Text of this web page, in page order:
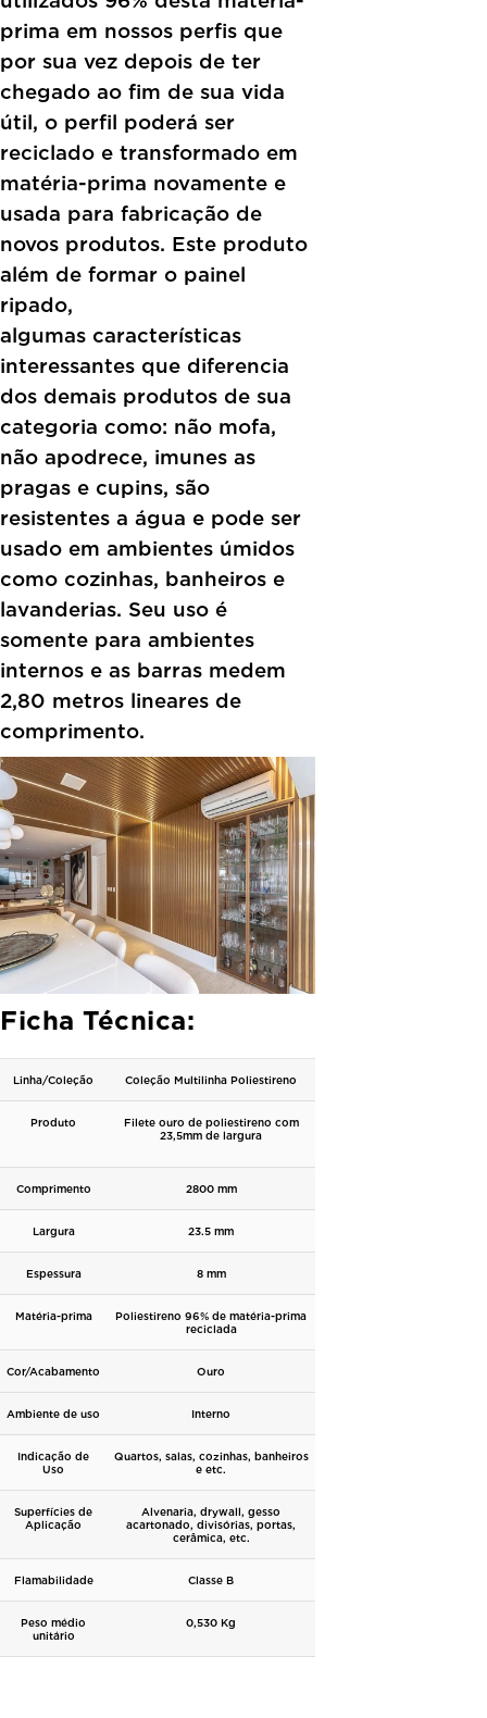
prima em nossos perfis que
por sua vez depois de ter
chegado ao fim de sua vida
útil, o perfil poderá ser
reciclado e transformado em
matéria-prima novamente e
usada para fabricação de
novos produtos. Este produto
além de formar o painel
ripado,
algumas características
interessantes que diferencia
dos demais produtos de sua
categoria como: não mofa,
não apodrece, imunes as
pragas e cupins, são
resistentes a água e pode ser
usado em ambientes úmidos
como cozinhas, banheiros e
lavanderias. Seu uso é
somente para ambientes
internos e as barras medem
2,80 metros lineares de
comprimento.
Ficha Técnica:
Linha/Coleção Coleção Multilinha Poliestireno
Produto
Filete ouro de poliestireno com
23,5mm de largura
Comprimento 2800 mm
Largura 23.5 mm
Espessura 8 mm
Matéria-prima Poliestireno 96% de matéria-prima
reciclada
Cor/Acabamento Ouro
Ambiente de uso Interno
Indicação de
Uso
Quartos, salas, cozinhas, banheiros
e etc.
Superfícies de
Aplicação
Alvenaria, drywall, gesso
acartonado, divisórias, portas,
cerâmica, etc.
Flamabilidade Classe B
Peso médio
unitário
0,530 Kg